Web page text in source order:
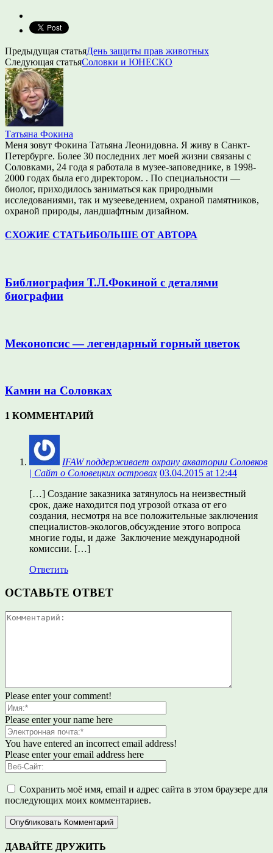
Предыдущая статьяДень защиты прав животных
Следующая статьяСоловки и ЮНЕСКО
Татьяна Фокина
Меня зовут Фокина Татьяна Леонидовна. Я живу в Санкт-
Петербурге. Более 30 последних лет моей жизни связаны с
Соловками, 24 года я работала в музее-заповеднике, в 1998-
2000 годах была его директором. . По специальности —
биолог, приходилось заниматься как природными
исследованиями, так и музееведением, охраной памятников,
охраной природы, ландшафтным дизайном.
СХОЖИЕ СТАТЬИБОЛЬШЕ ОТ АВТОРА
Библиография Т.Л.Фокиной с деталями
биографии
Меконопсис — легендарный горный цветок
Камни на Соловках
1 КОММЕНТАРИЙ
IFAW поддерживает охрану акватории Соловков
| Сайт о Соловецких островах 03.04.2015 at 12:44
[…] Создание заказника затянулось на неизвестный
срок, даже находится под угрозой отказа от его
создания, несмотря на все положительные заключения
специалистов-экологов,обсуждение этого вопроса
многие годы, и даже Заключение международной
комиссии. […]
Ответить
ОСТАВЬТЕ ОТВЕТ
Please enter your comment!
Please enter your name here
You have entered an incorrect email address!
Please enter your email address here
Сохранить моё имя, email и адрес сайта в этом браузере для
последующих моих комментариев.
ДАВАЙТЕ ДРУЖИТЬ